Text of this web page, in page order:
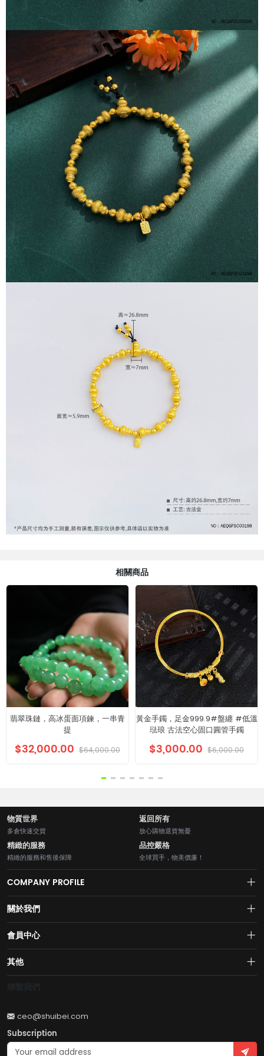
相關商品
翡翠珠鏈，高冰蛋面項鍊，一串青
提
$32,000.00 $64,000.00
黃金手鐲，足金999.9#盤纏 #低溫
琺琅 古法空心固口圓管手鐲
$3,000.00 $6,000.00
物質世界
多倉快速交貨
返回所有
放心購物退貨無憂
精緻的服務
精緻的服務和售後保障
品控嚴格
全球買手，物美價廉！
COMPANY PROFILE
球黃金珠寶跨境電商平臺！AI與區塊鏈的完美結合的【水貝幣$SB】引領
全球黃金珠寶穩定幣RWA新紀元！
關於我們
About us
Join us
Privacy policy
會員中心
Account
Order
Brand List
其他
Terms of use
Become a seller
ceo@shuibei.com
Subscription